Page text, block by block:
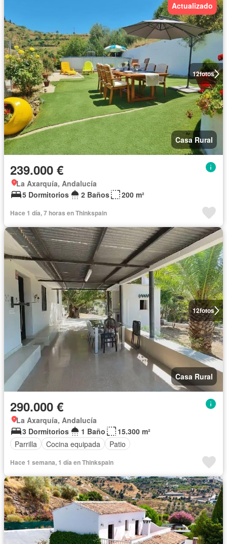
12fotos
Actualizado
Casa Rural
239.000 €
La Axarquía, Andalucía
5 Dormitorios
2 Baños 200 m²
Hace 1 día, 7 horas en Thinkspain
12fotos
Casa Rural
290.000 €
La Axarquía, Andalucía
3 Dormitorios
1 Baño
15.300 m²
Parrilla
Cocina equipada Patio
Hace 1 semana, 1 día en Thinkspain